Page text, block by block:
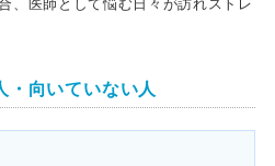
・向いていない人